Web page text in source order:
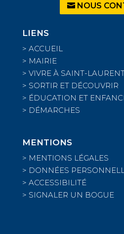
NOUS
LIENS
> ACCUEIL
> MAIRIE
> VIVRE À SAINT-
> SORTIR ET DÉCOUVRIR
> ÉDUCATION ET
> DÉMARCHES
MENTIONS
> MENTIONS LÉGALES
> DONNÉES
> ACCESSIBILITÉ
> SIGNALER UN BOGUE